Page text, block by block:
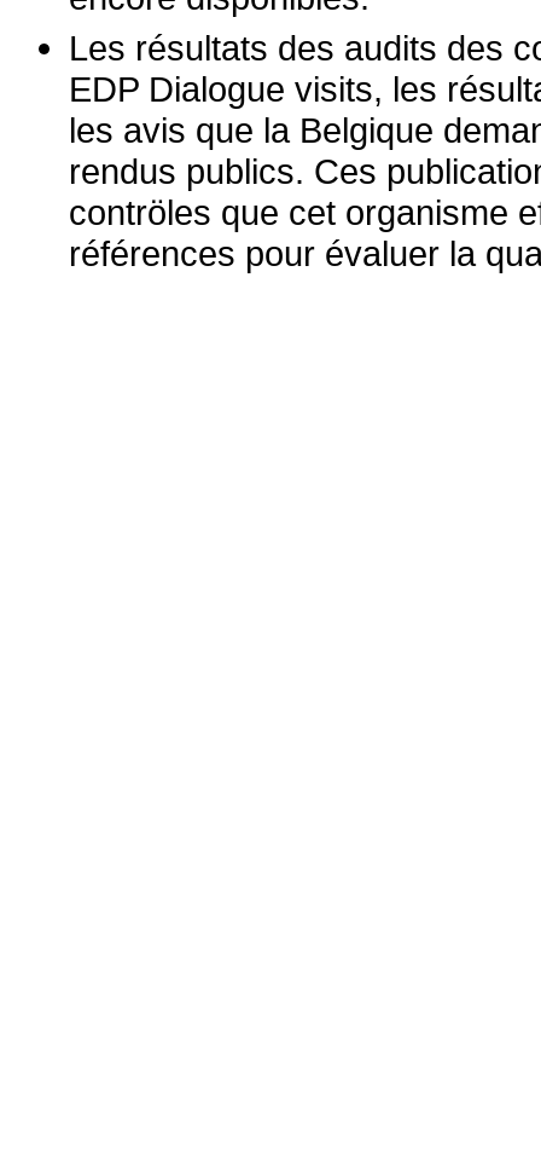
Les résultats des audits des
EDP Dialogue visits, les
les avis que la Belgique
rendus publics. Ces
contröles que cet organisme
références pour évaluer la